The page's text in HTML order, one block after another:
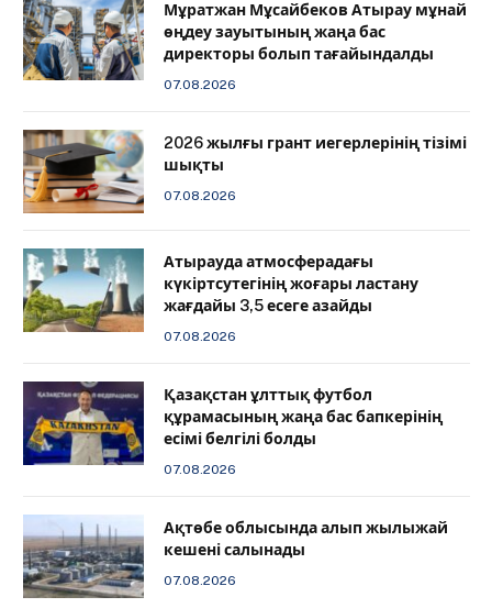
Мұратжан Мұсайбеков Атырау мұнай
өңдеу зауытының жаңа бас
директоры болып тағайындалды
07.08.2026
2026 жылғы грант иегерлерінің тізімі
шықты
07.08.2026
Атырауда атмосферадағы
күкіртсутегінің жоғары ластану
жағдайы 3,5 есеге азайды
07.08.2026
Қазақстан ұлттық футбол
құрамасының жаңа бас бапкерінің
есімі белгілі болды
07.08.2026
Ақтөбе облысында алып жылыжай
кешені салынады
07.08.2026